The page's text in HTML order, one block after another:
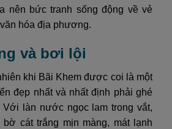
nên bức tranh sống động về vẻ
hóa địa phương.
và bơi lội
khi Bãi Khem được coi là một
đẹp nhất và nhất định phải ghé
Với làn nước ngọc lam trong vắt,
cát trắng mịn màng, mát lạnh